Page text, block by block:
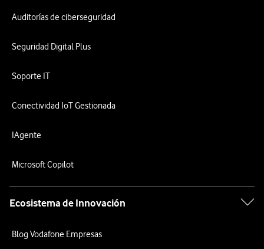
Auditorías de ciberseguridad
Seguridad Digital Plus
Soporte IT
Conectividad IoT Gestionada
IAgente
Microsoft Copilot
Ecosistema de Innovación
Blog Vodafone Empresas